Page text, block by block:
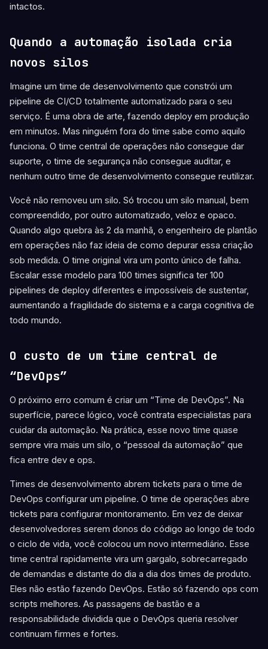
intactos.
Quando a automação isolada cria
novos silos
Imagine um time de desenvolvimento que constrói um
pipeline de CI/CD totalmente automatizado para o seu
serviço. É uma obra de arte, fazendo deploy em produção
em minutos. Mas ninguém fora do time sabe como aquilo
funciona. O time central de operações não consegue dar
suporte, o time de segurança não consegue auditar, e
nenhum outro time de desenvolvimento consegue reutilizar.
Você não removeu um silo. Só trocou um silo manual, bem
compreendido, por outro automatizado, veloz e opaco.
Quando algo quebra às 2 da manhã, o engenheiro de plantão
em operações não faz ideia de como depurar essa criação
sob medida. O time original vira um ponto único de falha.
Escalar esse modelo para 100 times significa ter 100
pipelines de deploy diferentes e impossíveis de sustentar,
aumentando a fragilidade do sistema e a carga cognitiva de
todo mundo.
O custo de um time central de
“DevOps”
O próximo erro comum é criar um “Time de DevOps”. Na
superfície, parece lógico, você contrata especialistas para
cuidar da automação. Na prática, esse novo time quase
sempre vira mais um silo, o “pessoal da automação” que
fica entre dev e ops.
Times de desenvolvimento abrem tickets para o time de
DevOps configurar um pipeline. O time de operações abre
tickets para configurar monitoramento. Em vez de deixar
desenvolvedores serem donos do código ao longo de todo
o ciclo de vida, você colocou um novo intermediário. Esse
time central rapidamente vira um gargalo, sobrecarregado
de demandas e distante do dia a dia dos times de produto.
Eles não estão fazendo DevOps. Estão só fazendo ops com
scripts melhores. As passagens de bastão e a
responsabilidade dividida que o DevOps queria resolver
continuam firmes e fortes.